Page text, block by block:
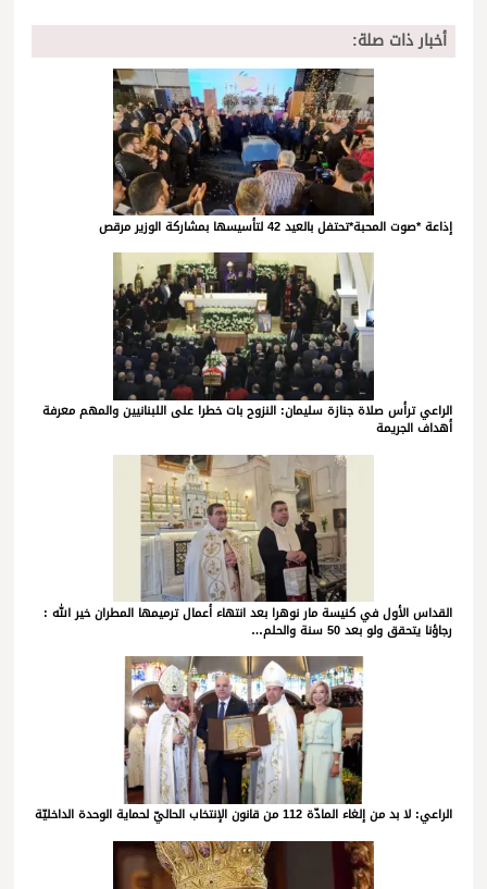
أخبار ذات صلة:
إذاعة *صوت المحبة*تحتفل بالعيد 42 لتأسيسها بمشاركة الوزير مرقص
الراعي ترأس صلاة جنازة سليمان: النزوح بات خطرا على اللبنانيين والمهم معرفة
أهداف الجريمة
القداس الأول في كنيسة مار نوهرا بعد انتهاء أعمال ترميمها المطران خير الله :
رجاؤنا يتحقق ولو بعد 50 سنة والحلم…
الراعي: لا بد من إلغاء المادّة 112 من قانون الإنتخاب الحاليّ لحماية الوحدة الداخليّة